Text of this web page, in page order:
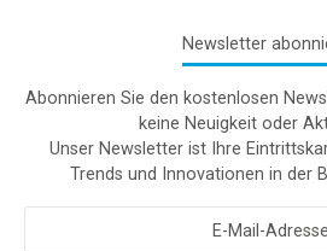
Newsletter
Abonnieren Sie den kostenlosen
keine Neuigkeit oder
Unser Newsletter ist Ihre
Trends und Innovationen in der